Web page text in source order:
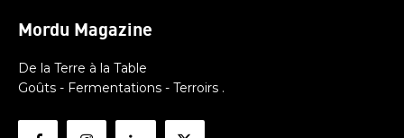
Mordu Magazine
De la Terre à la Table
Goûts - Fermentations - Terroirs .